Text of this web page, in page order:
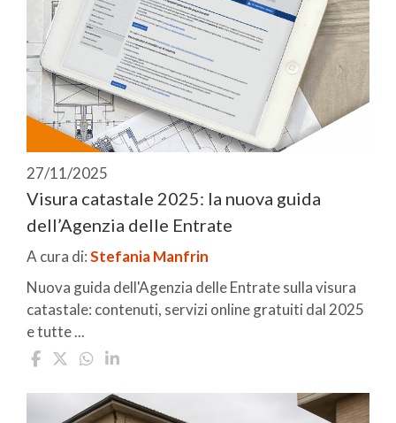
27/11/2025
Visura catastale 2025: la nuova guida
dell’Agenzia delle Entrate
A cura di:Stefania Manfrin
Nuova guida dell'Agenzia delle Entrate sulla visura
catastale: contenuti, servizi online gratuiti dal 2025
e tutte ...